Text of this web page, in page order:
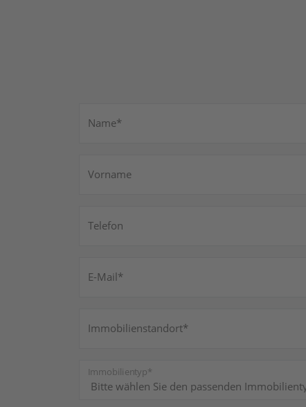
Pflichtfeld
Name*
Vorname
Telefon
Pflichtfeld
E-Mail*
Pflichtfeld
Immobilienstandort*
Pflichtfeld
Immobilientyp*